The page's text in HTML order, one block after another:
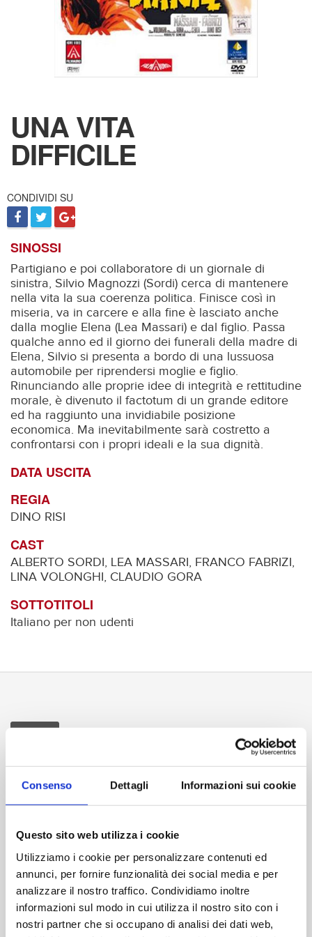
Consenso Dettagli Informazioni sui cookie
Questo sito web utilizza i cookie
Utilizziamo i cookie per personalizzare contenuti ed
annunci, per fornire funzionalità dei social media e per
analizzare il nostro traffico. Condividiamo inoltre
informazioni sul modo in cui utilizza il nostro sito con i
nostri partner che si occupano di analisi dei dati web,
UNA VITA
DIFFICILE
CONDIVIDI SU
SINOSSI
Partigiano e poi collaboratore di un giornale di
sinistra, Silvio Magnozzi (Sordi) cerca di mantenere
nella vita la sua coerenza politica. Finisce così in
miseria, va in carcere e alla fine è lasciato anche
dalla moglie Elena (Lea Massari) e dal figlio. Passa
qualche anno ed il giorno dei funerali della madre di
Elena, Silvio si presenta a bordo di una lussuosa
automobile per riprendersi moglie e figlio.
Rinunciando alle proprie idee di integrità e rettitudine
morale, è divenuto il factotum di un grande editore
ed ha raggiunto una invidiabile posizione
economica. Ma inevitabilmente sarà costretto a
confrontarsi con i propri ideali e la sua dignità.
DATA USCITA
REGIA
DINO RISI
CAST
ALBERTO SORDI, LEA MASSARI, FRANCO FABRIZI,
LINA VOLONGHI, CLAUDIO GORA
SOTTOTITOLI
Italiano per non udenti
Durata:120 min
Formato video:1.85:1 - B/N
italiano mono
italiano dolby digital 5.1
Contenuti extra:
MENÙ ANIMATI - SELEZIONE SCENE - CINEGIORNALI
D’EPOCA - GALLERIA FOTOGRAFICA INTERVISTE: